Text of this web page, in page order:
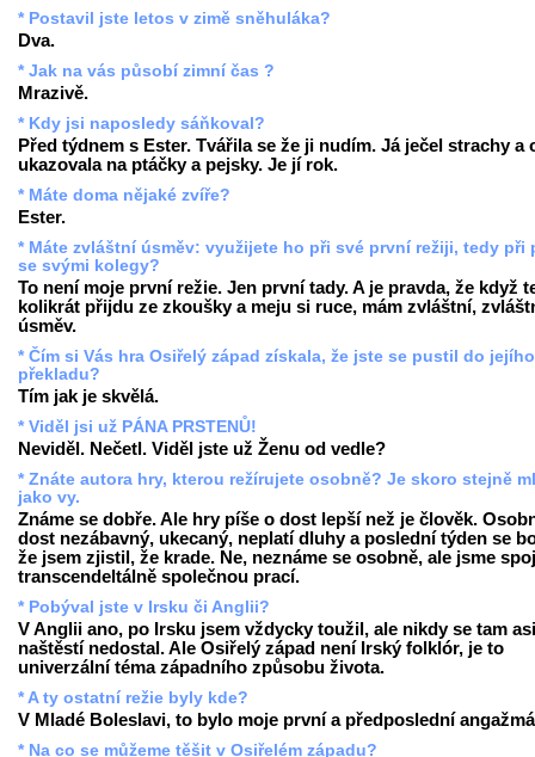
* Postavil jste letos v zimě sněhuláka?
Dva.
* Jak na vás působí zimní čas ?
Mrazivě.
* Kdy jsi naposledy sáňkoval?
Před týdnem s Ester. Tvářila se že ji nudím. Já ječel strachy a
ukazovala na ptáčky a pejsky. Je jí rok.
* Máte doma nějaké zvíře?
Ester.
* Máte zvláštní úsměv: využijete ho při své první režiji, tedy při
se svými kolegy?
To není moje první režie. Jen první tady. A je pravda, že když
kolikrát přijdu ze zkoušky a meju si ruce, mám zvláštní,
úsměv.
* Čím si Vás hra Osiřelý západ získala, že jste se pustil do jejího
překladu?
Tím jak je skvělá.
* Viděl jsi už PÁNA PRSTENŮ!
Neviděl. Nečetl. Viděl jste už Ženu od vedle?
* Znáte autora hry, kterou režírujete osobně? Je skoro stejně
jako vy.
Známe se dobře. Ale hry píše o dost lepší než je člověk.
dost nezábavný, ukecaný, neplatí dluhy a poslední týden se
že jsem zjistil, že krade. Ne, neznáme se osobně, ale jsme
transcendeltálně společnou prací.
* Pobýval jste v Irsku či Anglii?
V Anglii ano, po Irsku jsem vždycky toužil, ale nikdy se tam asi
naštěstí nedostal. Ale Osiřelý západ není Irský folklór, je to
univerzální téma západního způsobu života.
* A ty ostatní režie byly kde?
V Mladé Boleslavi, to bylo moje první a předposlední
* Na co se můžeme těšit v Osiřelém západu?